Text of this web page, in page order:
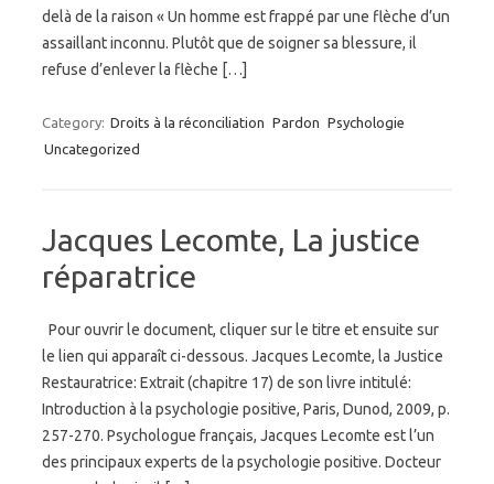
delà de la raison « Un homme est frappé par une flèche d’un
assaillant inconnu. Plutôt que de soigner sa blessure, il
refuse d’enlever la flèche […]
Category: Droits à la réconciliation Pardon Psychologie
Uncategorized
Jacques Lecomte, La justice
réparatrice
Pour ouvrir le document, cliquer sur le titre et ensuite sur
le lien qui apparaît ci-dessous. Jacques Lecomte, la Justice
Restauratrice: Extrait (chapitre 17) de son livre intitulé:
Introduction à la psychologie positive, Paris, Dunod, 2009, p.
257-270. Psychologue français, Jacques Lecomte est l’un
des principaux experts de la psychologie positive. Docteur